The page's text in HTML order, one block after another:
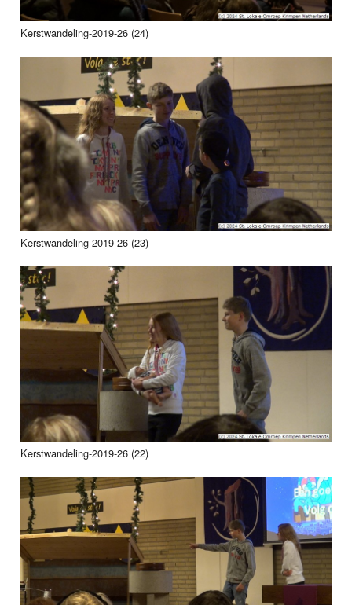
Kerstwandeling-2019-26 (24)
Kerstwandeling-2019-26 (23)
Kerstwandeling-2019-26 (22)